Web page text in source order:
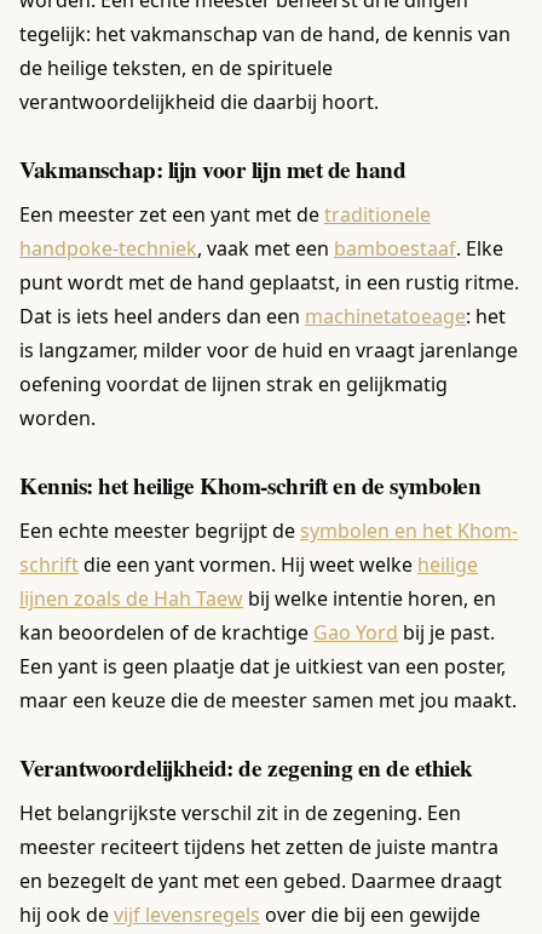
tegelijk: het vakmanschap van de hand, de kennis van
de heilige teksten, en de spirituele
verantwoordelijkheid die daarbij hoort.
Vakmanschap: lijn voor lijn met de hand
Een meester zet een yant met detraditionele
handpoke-techniek, vaak met een bamboestaaf. Elke
punt wordt met de hand geplaatst, in een rustig ritme.
Dat is iets heel anders dan een machinetatoeage: het
is langzamer, milder voor de huid en vraagt jarenlange
oefening voordat de lijnen strak en gelijkmatig
worden.
Kennis: het heilige Khom-schrift en de symbolen
Een echte meester begrijpt de symbolen en het Khom-
schriftdie een yant vormen. Hij weet welke heilige
lijnen zoals de Hah Taew bij welke intentie horen, en
kan beoordelen of de krachtige Gao Yord bij je past.
Een yant is geen plaatje dat je uitkiest van een poster,
maar een keuze die de meester samen met jou maakt.
Verantwoordelijkheid: de zegening en de ethiek
Het belangrijkste verschil zit in de zegening. Een
meester reciteert tijdens het zetten de juiste mantra
en bezegelt de yant met een gebed. Daarmee draagt
hij ook devijf levensregels over die bij een gewijde